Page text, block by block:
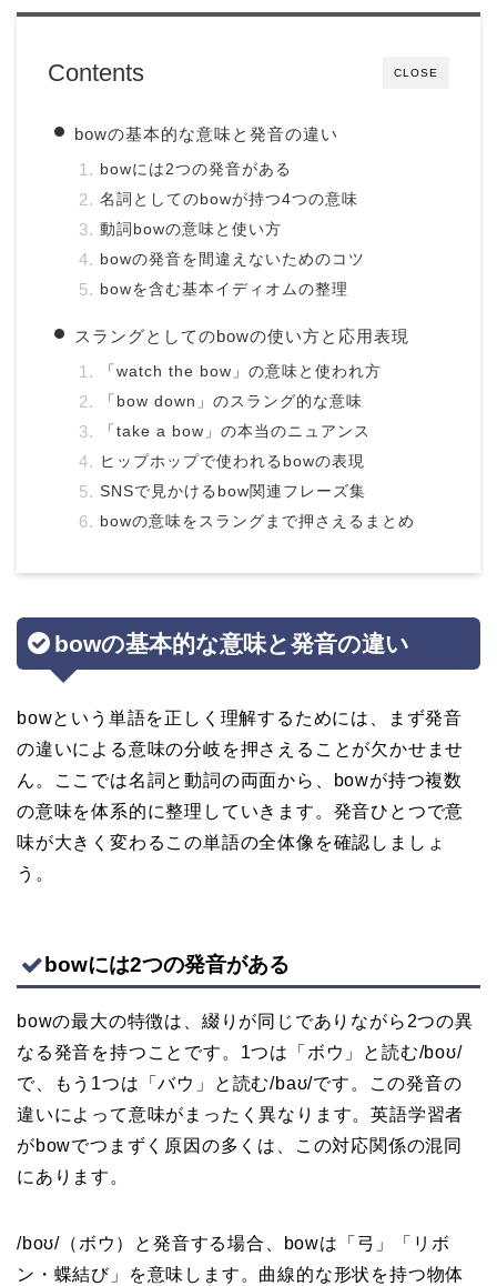
CLOSE
Contents
bowの基本的な意味と発音の違い
bowには2つの発音がある
名詞としてのbowが持つ4つの意味
動詞bowの意味と使い方
bowの発音を間違えないためのコツ
bowを含む基本イディオムの整理
スラングとしてのbowの使い方と応用表現
「watch the bow」の意味と使われ方
「bow down」のスラング的な意味
「take a bow」の本当のニュアンス
ヒップホップで使われるbowの表現
SNSで見かけるbow関連フレーズ集
bowの意味をスラングまで押さえるまとめ
bowの基本的な意味と発音の違い
bowという単語を正しく理解するためには、まず発音
の違いによる意味の分岐を押さえることが欠かせませ
ん。ここでは名詞と動詞の両面から、bowが持つ複数
の意味を体系的に整理していきます。発音ひとつで意
味が大きく変わるこの単語の全体像を確認しましょ
う。
bowには2つの発音がある
bowの最大の特徴は、綴りが同じでありながら2つの異
なる発音を持つことです。1つは「ボウ」と読む/boʊ/
で、もう1つは「バウ」と読む/baʊ/です。この発音の
違いによって意味がまったく異なります。英語学習者
がbowでつまずく原因の多くは、この対応関係の混同
にあります。
/boʊ/（ボウ）と発音する場合、bowは「弓」「リボ
ン・蝶結び」を意味します。曲線的な形状を持つ物体